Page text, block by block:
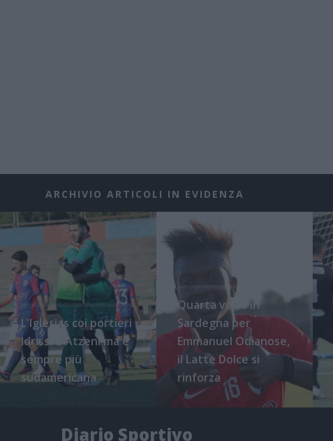
ARCHIVIO ARTICOLI IN EVIDENZA
L'Iglesias coi portieri
Idrissi e Atzeni ma è
sempre più
sudamericana
Quarta volta in
Sardegna per
Emmanuel Odianose,
il Latte Dolce si
rinforza
Diario Sportivo